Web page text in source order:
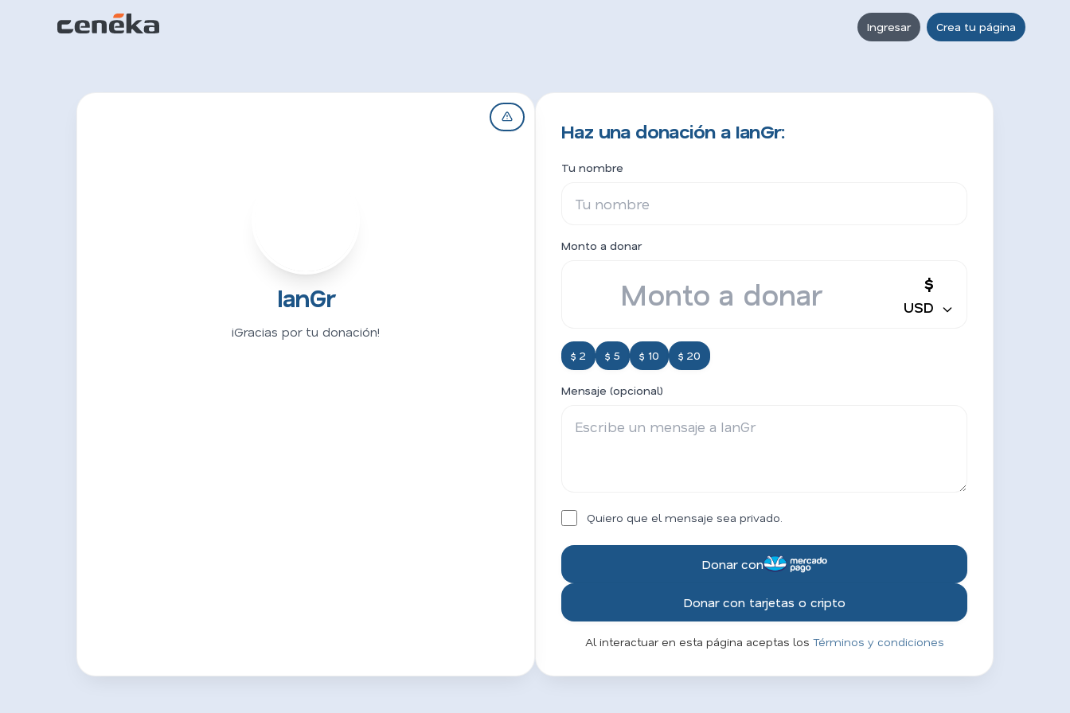
Ingresar Crea tu página
IanGr
¡Gracias por tu donación!
Haz una donación a IanGr:
Tu nombre
Monto a donar
$
USD
$ 2 $ 5 $ 10 $ 20
Mensaje (opcional)
Quiero que el mensaje sea privado.
Donar con
Donar con tarjetas o cripto
Al interactuar en esta página aceptas los Términos y condiciones